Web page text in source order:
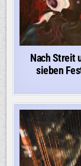
Nach Streit
sieben